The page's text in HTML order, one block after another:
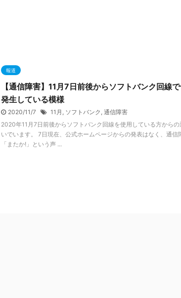
報道
【通信障害】11月7日前後からソフトバンク回線
発生している模様
2020/11/7 11月 , ソフトバンク , 通信障害
2020年11月7日前後からソフトバンク回線を使用している方から
いでいます。 7日現在、公式ホームページからの発表はなく、通信
「またか!」という声 ...